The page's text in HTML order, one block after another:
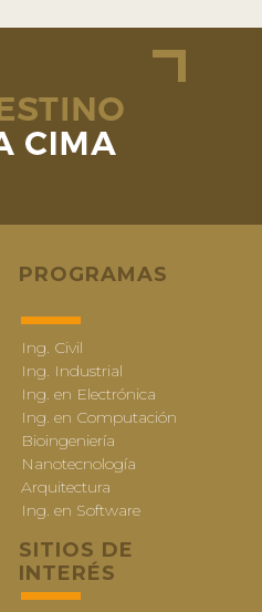
PROGRAMAS
Ing. Civil
Ing. Industrial
Ing. en Electrónica
Ing. en Computación
Bioingeniería
Nanotecnología
Arquitectura
Ing. en Software
SITIOS DE
INTERÉS